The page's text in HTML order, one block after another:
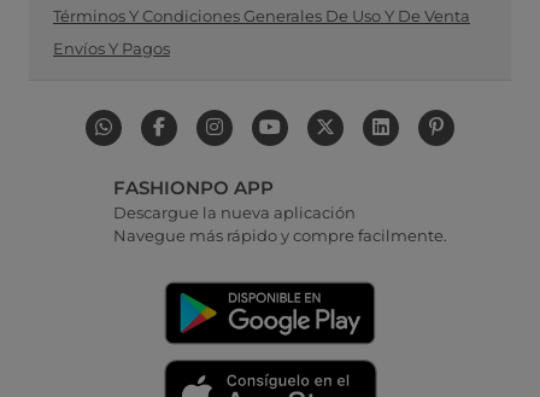
Términos Y Condiciones Generales De Uso Y De Venta
Envíos Y Pagos
FASHIONPO APP
Descargue la nueva aplicación
Navegue más rápido y compre facilmente.